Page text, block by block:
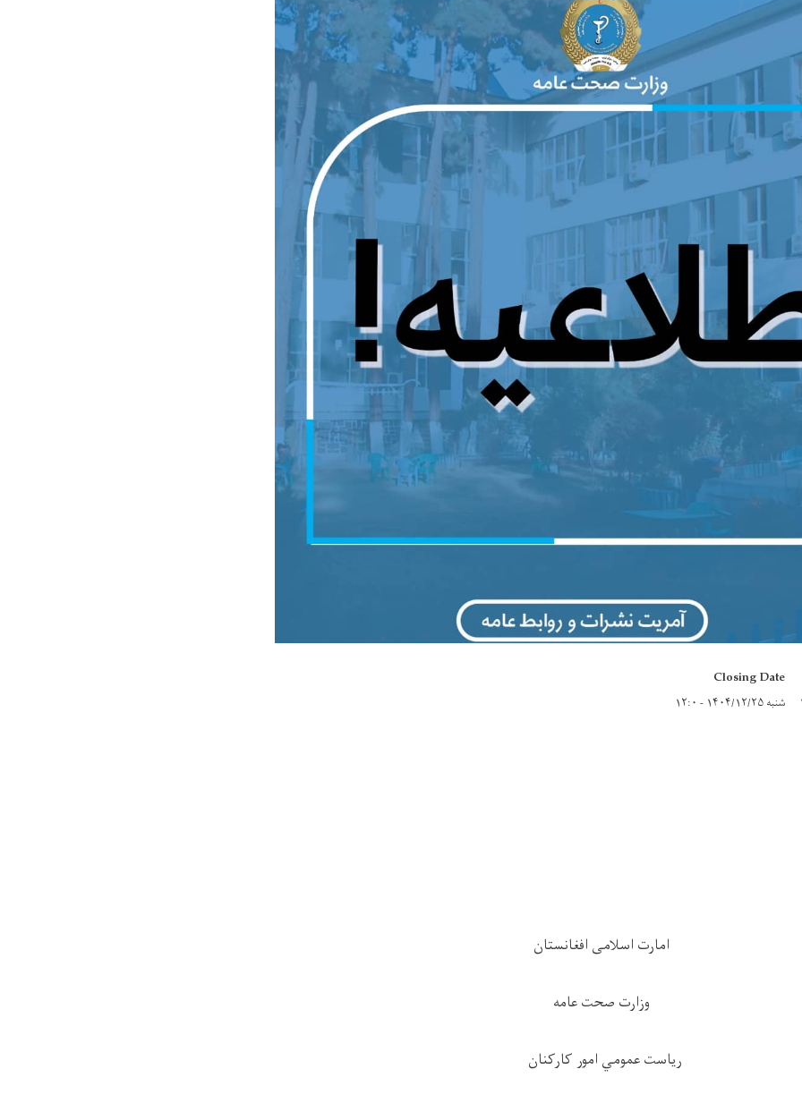
Closing Date
شنبه ۱۴۰۴/۱۲/۲۵ - ۱۲:۰
امارت اسلامی افغانستان
وزارت صحت عامه
رياست عمومي امور کارکنان